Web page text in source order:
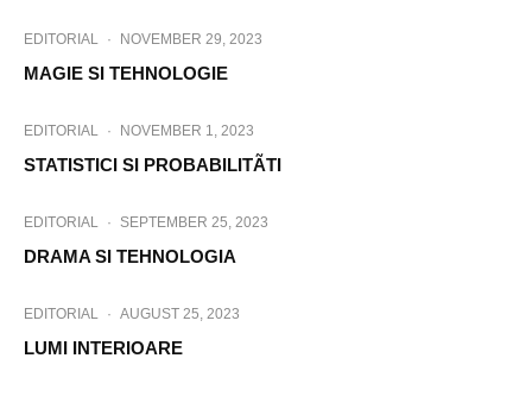
EDITORIAL · NOVEMBER 29, 2023
MAGIE SI TEHNOLOGIE
EDITORIAL · NOVEMBER 1, 2023
STATISTICI SI PROBABILITÃTI
EDITORIAL · SEPTEMBER 25, 2023
DRAMA SI TEHNOLOGIA
EDITORIAL · AUGUST 25, 2023
LUMI INTERIOARE